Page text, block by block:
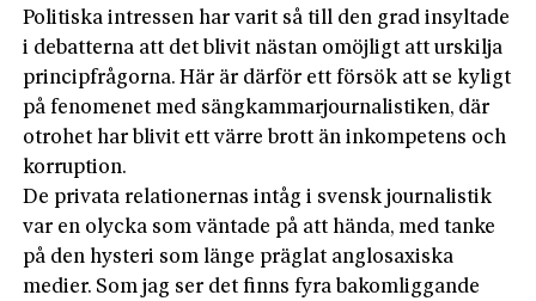
Politiska intressen har varit så till den grad insyltade
i debatterna att det blivit nästan omöjligt att urskilja
principfrågorna. Här är därför ett försök att se kyligt
på fenomenet med sängkammarjournalistiken, där
otrohet har blivit ett värre brott än inkompetens och
korruption.
De privata relationernas intåg i svensk journalistik
var en olycka som väntade på att hända, med tanke
på den hysteri som länge präglat anglosaxiska
medier. Som jag ser det finns fyra bakomliggande